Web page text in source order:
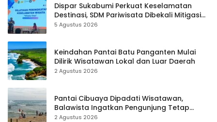
Dispar Sukabumi Perkuat Keselamatan
Destinasi, SDM Pariwisata Dibekali Mitigasi
hingga Teknik Evakuasi
5 Agustus 2026
Keindahan Pantai Batu Panganten Mulai
Dilirik Wisatawan Lokal dan Luar Daerah
2 Agustus 2026
Pantai Cibuaya Dipadati Wisatawan,
Balawista Ingatkan Pengunjung Tetap
Waspada
2 Agustus 2026